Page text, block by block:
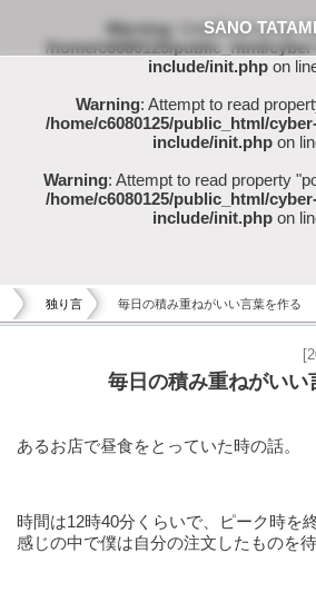
Warning: Undefined array
/home/c6080125/public_html/
include/init.php on
Warning: Attempt to read
/home/c6080125/public_html/
include/init.php on
Warning: Attempt to read property
/home/c6080125/public_html/
include/init.php on
独り言 毎日の積み重ねがいい言葉を作る
毎日の積み重ねがいい
あるお店で昼食をとっていた時の話。
時間は12時40分くらいで、ピーク時を
感じの中で僕は自分の注文したものを待
SANO